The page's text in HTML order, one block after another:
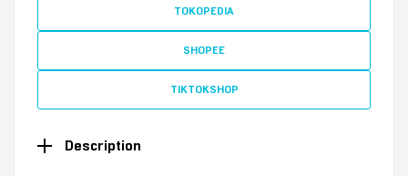
TOKOPEDIA
SHOPEE
TIKTOKSHOP
Description